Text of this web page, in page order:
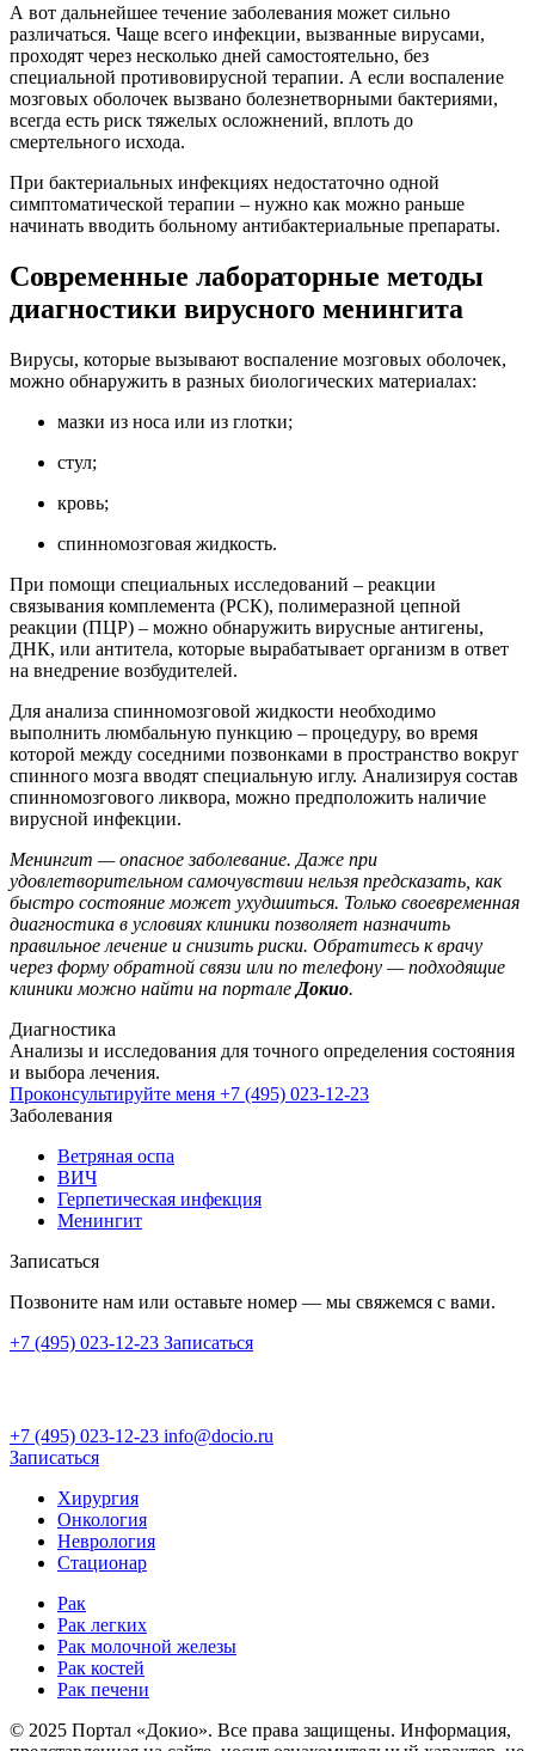
А вот дальнейшее течение заболевания может сильно
различаться. Чаще всего инфекции, вызванные вирусами,
проходят через несколько дней самостоятельно, без
специальной противовирусной терапии. А если воспаление
мозговых оболочек вызвано болезнетворными бактериями,
всегда есть риск тяжелых осложнений, вплоть до
смертельного исхода.
При бактериальных инфекциях недостаточно одной
симптоматической терапии – нужно как можно раньше
начинать вводить больному антибактериальные препараты.
Современные лабораторные методы
диагностики вирусного менингита
Вирусы, которые вызывают воспаление мозговых оболочек,
можно обнаружить в разных биологических материалах:
мазки из носа или из глотки;
стул;
кровь;
спинномозговая жидкость.
При помощи специальных исследований – реакции
связывания комплемента (РСК), полимеразной цепной
реакции (ПЦР) – можно обнаружить вирусные антигены,
ДНК, или антитела, которые вырабатывает организм в ответ
на внедрение возбудителей.
Для анализа спинномозговой жидкости необходимо
выполнить люмбальную пункцию – процедуру, во время
которой между соседними позвонками в пространство вокруг
спинного мозга вводят специальную иглу. Анализируя состав
спинномозгового ликвора, можно предположить наличие
вирусной инфекции.
Менингит — опасное заболевание. Даже при
удовлетворительном самочувствии нельзя предсказать, как
быстро состояние может ухудшиться. Только своевременная
диагностика в условиях клиники позволяет назначить
правильное лечение и снизить риски. Обратитесь к врачу
через форму обратной связи или по телефону — подходящие
клиники можно найти на портале Докио.
Диагностика
Анализы и исследования для точного определения состояния
и выбора лечения.
Проконсультируйте меня +7 (495) 023-12-23
Заболевания
Ветряная оспа
ВИЧ
Герпетическая инфекция
Менингит
Записаться
Позвоните нам или оставьте номер — мы свяжемся с вами.
+7 (495) 023-12-23 Записаться
+7 (495) 023-12-23 info@docio.ru
Записаться
Хирургия
Онкология
Неврология
Стационар
Рак
Рак легких
Рак молочной железы
Рак костей
Рак печени
© 2025 Портал «Докио». Все права защищены. Информация,